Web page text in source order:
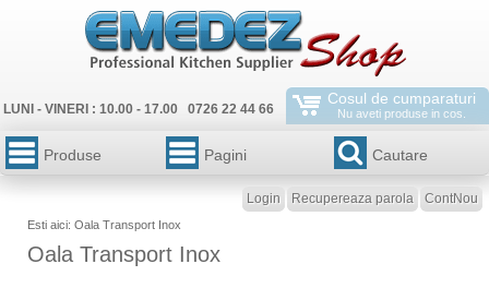
LUNI - VINERI : 10.00 - 17.00 0726 22 44 66
Cosul de cumparaturi
Nu aveti produse in cos.
Produse Pagini Cautare
Login Recupereaza parola ContNou
Esti aici: Oala Transport Inox
Oala Transport Inox